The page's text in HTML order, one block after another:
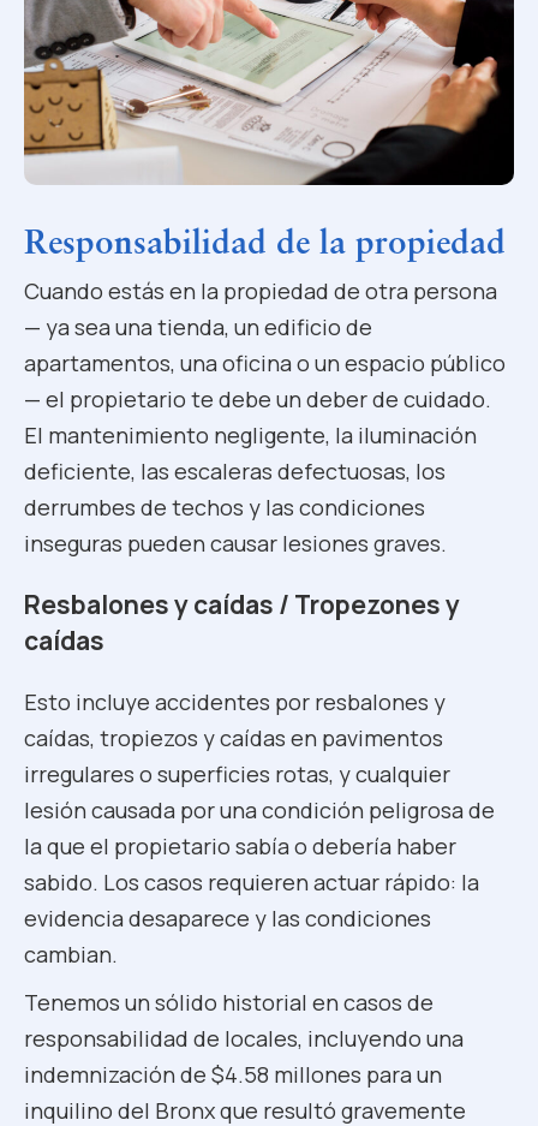
Responsabilidad de la propiedad
Cuando estás en la propiedad de otra persona
— ya sea una tienda, un edificio de
apartamentos, una oficina o un espacio público
— el propietario te debe un deber de cuidado.
El mantenimiento negligente, la iluminación
deficiente, las escaleras defectuosas, los
derrumbes de techos y las condiciones
inseguras pueden causar lesiones graves.
Resbalones y caídas / Tropezones y
caídas
Esto incluye accidentes por resbalones y
caídas, tropiezos y caídas en pavimentos
irregulares o superficies rotas, y cualquier
lesión causada por una condición peligrosa de
la que el propietario sabía o debería haber
sabido. Los casos requieren actuar rápido: la
evidencia desaparece y las condiciones
cambian.
Tenemos un sólido historial en casos de
responsabilidad de locales, incluyendo una
indemnización de $4.58 millones para un
inquilino del Bronx que resultó gravemente